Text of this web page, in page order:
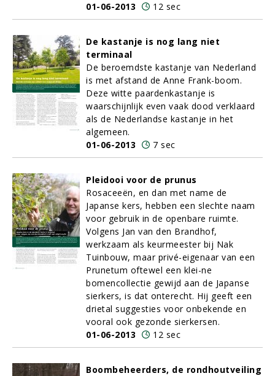
01-06-2013
12 sec
De kastanje is nog lang niet
terminaal
De beroemdste kastanje van Nederland
is met afstand de Anne Frank-boom.
Deze witte paardenkastanje is
waarschijnlijk even vaak dood verklaard
als de Nederlandse kastanje in het
algemeen.
01-06-2013
7 sec
Pleidooi voor de prunus
Rosaceeën, en dan met name de
Japanse kers, hebben een slechte naam
voor gebruik in de openbare ruimte.
Volgens Jan van den Brandhof,
werkzaam als keurmeester bij Nak
Tuinbouw, maar privé-eigenaar van een
Prunetum oftewel een klei-ne
bomencollectie gewijd aan de Japanse
sierkers, is dat onterecht. Hij geeft een
drietal suggesties voor onbekende en
vooral ook gezonde sierkersen.
01-06-2013
12 sec
Boombeheerders, de rondhoutveiling